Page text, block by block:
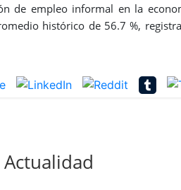
de empleo informal en la
histórico de 56.7 %,